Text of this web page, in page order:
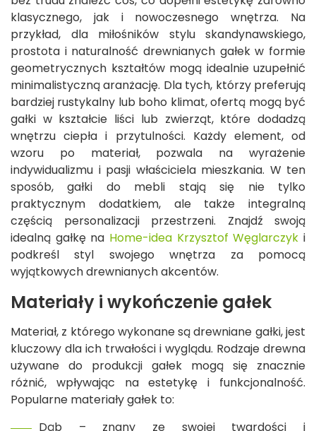
klasycznego, jak i nowoczesnego wnętrza. Na
przykład, dla miłośników stylu skandynawskiego,
prostota i naturalność drewnianych gałek w formie
geometrycznych kształtów mogą idealnie uzupełnić
minimalistyczną aranżację. Dla tych, którzy preferują
bardziej rustykalny lub boho klimat, ofertą mogą być
gałki w kształcie liści lub zwierząt, które dodadzą
wnętrzu ciepła i przytulności. Każdy element, od
wzoru po materiał, pozwala na wyrażenie
indywidualizmu i pasji właściciela mieszkania. W ten
sposób, gałki do mebli stają się nie tylko
praktycznym dodatkiem, ale także integralną
częścią personalizacji przestrzeni. Znajdź swoją
idealną gałkę na Home-idea Krzysztof Węglarczyk i
podkreśl styl swojego wnętrza za pomocą
wyjątkowych drewnianych akcentów.
Materiały i wykończenie gałek
Materiał, z którego wykonane są drewniane gałki, jest
kluczowy dla ich trwałości i wyglądu. Rodzaje drewna
używane do produkcji gałek mogą się znacznie
różnić, wpływając na estetykę i funkcjonalność.
Popularne materiały gałek to:
Dąb – znany ze swojej twardości i